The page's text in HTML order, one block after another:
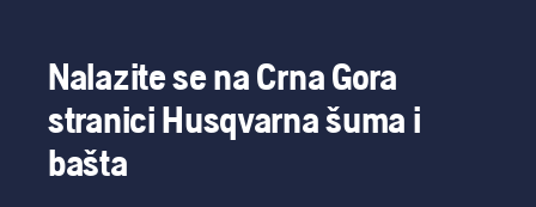
se
pohaba?
Da li je to
moguće?
Potražili
smo
pomoći
obnovite
travnjak
Nalazite se na Crna Gora
stranici Husqvarna šuma i
bašta